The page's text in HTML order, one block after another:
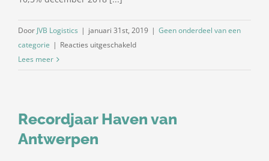
Door JVB Logistics | januari 31st, 2019 | Geen onderdeel van een
categorie | Reacties uitgeschakeldvoor
Lees meer
Recordjaar Haven van
Antwerpen